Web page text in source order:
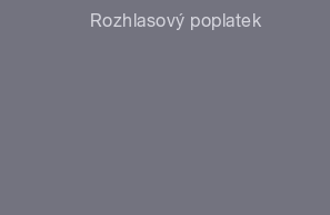
Rozhlasový poplatek